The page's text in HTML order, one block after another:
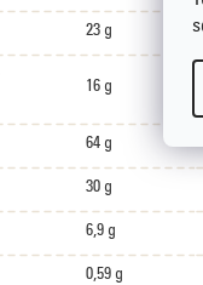
23 g
16 g
64 g
30 g
6,9 g
0,59 g